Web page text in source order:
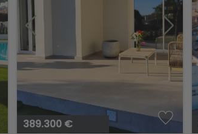
389.300 €